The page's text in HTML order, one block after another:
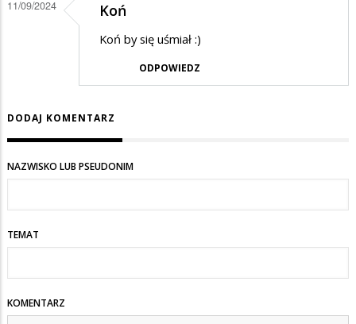
11/09/2024 Koń
Koń by się uśmiał :)
ODPOWIEDZ
DODAJ KOMENTARZ
NAZWISKO LUB PSEUDONIM
TEMAT
KOMENTARZ